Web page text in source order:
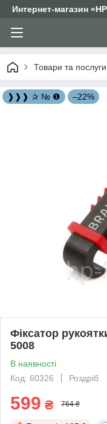
Интернет-магазин
Товари та послуги
❱❱❱ ✰ № ❶ –22%
Фіксатор
5008
В наявності
Код: 60326
Роздріб
599 ₴ 764 ₴